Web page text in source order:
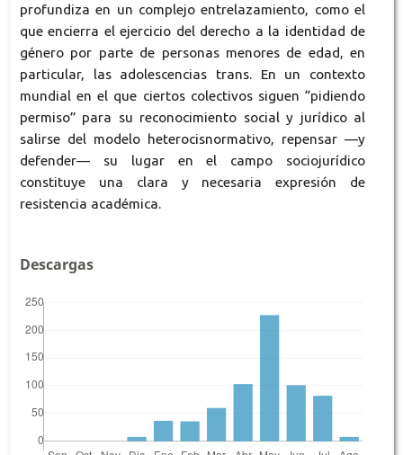
profundiza en un complejo entrelazamiento, como el
que encierra el ejercicio del derecho a la identidad de
género por parte de personas menores de edad, en
particular, las adolescencias trans. En un contexto
mundial en el que ciertos colectivos siguen “pidiendo
permiso” para su reconocimiento social y jurídico al
salirse del modelo heterocisnormativo, repensar —y
defender— su lugar en el campo sociojurídico
constituye una clara y necesaria expresión de
resistencia académica.
Descargas